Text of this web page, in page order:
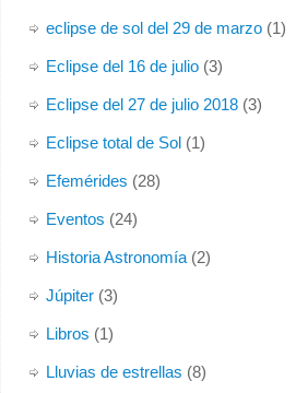
eclipse de sol del 29 de marzo(1)
Eclipse del 16 de julio(3)
Eclipse del 27 de julio 2018(3)
Eclipse total de Sol(1)
Efemérides (28)
Eventos (24)
Historia Astronomía(2)
Júpiter(3)
Libros (1)
Lluvias de estrellas (8)